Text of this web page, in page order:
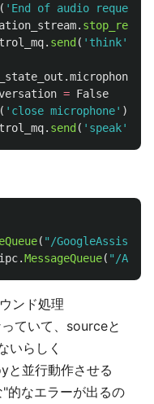
( ' End of audio request
.
. send ( ' think'
.
= False
( ' close microphone' )
. send ( ' speak'
( " /
.MessageQueue( " /
ンド処理
ていて、sourceと
いらしく
並行動作させる
的なエラーが出るの